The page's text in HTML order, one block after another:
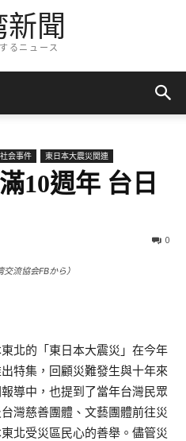
新聞
るニュース
社会事件 東日本大震災関連
10週年 台日
0
流協会FBから）
北的「東日本大震災」在今年
特集，回顧災難發生與十年來
導中，也提到了當年台灣民眾
灣慈善團體、文藝團體前往災
北受災區民心的善舉。儘管災